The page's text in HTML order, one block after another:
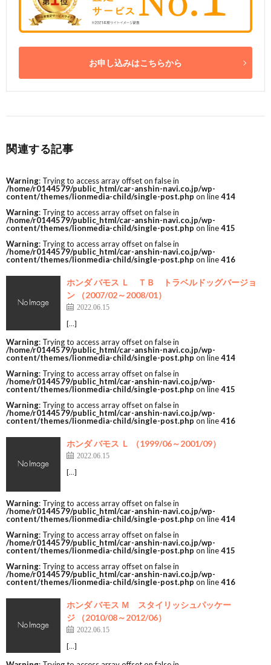
お申し込みはこちらから
関連する記事
Warning: Trying to access array offset on false in
/home/r0144579/public_html/car-anshin-navi.co.jp/wp-
content/themes/lionmedia-child/single-post.php on line414
Warning: Trying to access array offset on false in
/home/r0144579/public_html/car-anshin-navi.co.jp/wp-
content/themes/lionmedia-child/single-post.php on line415
Warning: Trying to access array offset on false in
/home/r0144579/public_html/car-anshin-navi.co.jp/wp-
content/themes/lionmedia-child/single-post.php on line416
ホンダ バモス Ｌ ＴＢ トラベルドッグバージョ
ン （2007/02～2008/01）
2022.06.15
[…]
Warning: Trying to access array offset on false in
/home/r0144579/public_html/car-anshin-navi.co.jp/wp-
content/themes/lionmedia-child/single-post.php on line414
Warning: Trying to access array offset on false in
/home/r0144579/public_html/car-anshin-navi.co.jp/wp-
content/themes/lionmedia-child/single-post.php on line415
Warning: Trying to access array offset on false in
/home/r0144579/public_html/car-anshin-navi.co.jp/wp-
content/themes/lionmedia-child/single-post.php on line416
ホンダ バモス Ｌ （1999/06～2001/09）
2022.06.15
[…]
Warning: Trying to access array offset on false in
/home/r0144579/public_html/car-anshin-navi.co.jp/wp-
content/themes/lionmedia-child/single-post.php on line414
Warning: Trying to access array offset on false in
/home/r0144579/public_html/car-anshin-navi.co.jp/wp-
content/themes/lionmedia-child/single-post.php on line415
Warning: Trying to access array offset on false in
/home/r0144579/public_html/car-anshin-navi.co.jp/wp-
content/themes/lionmedia-child/single-post.php on line416
ホンダ バモス Ｍ スタイリッシュパッケー
ジ （2010/08～2012/06）
2022.06.15
[…]